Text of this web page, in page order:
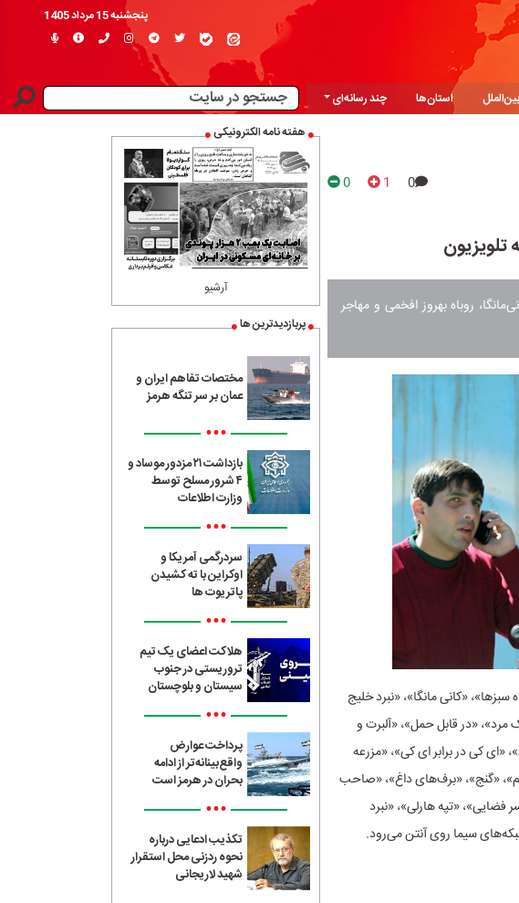
پنجشنبه 15 مرداد 1405
بین‌الملل استان‌ها
چند رسانه‌ای
0
1
0
تلویزیون
روباه بهروز افخمی و مهاجر
«کانی مانگا»، «نبرد خلیج
یک مرد»، «در قابل حمل»، «آلبرت و
کی در برابر ای کی»، «مزرعه
«گنج»، «برف‌های داغ»، «صاحب
«تپه هارلی»، «نبرد
هفته نامه الکترونیکی
آرشیو
پربازدیدترین ها
مختصات تفاهم ایران و
عمان بر سر تنگه هرمز
•••
بازداشت ۲۱ مزدور موساد و
۴ شرور مسلح توسط
وزارت اطلاعات
•••
سردرگمی آمریکا و
اوکراین با ته کشیدن
پاتریوت ها
•••
هلاکت اعضای یک تیم
تروریستی در جنوب
سیستان و بلوچستان
•••
پرداخت عوارض
واقع‌بینانه‌تر از ادامه
بحران در هرمز است
•••
تکذیب ادعایی درباره
نحوه ردزنی محل استقرار
شهید لاریجانی